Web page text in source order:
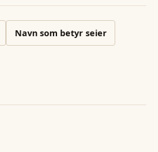
Navn som betyr seier